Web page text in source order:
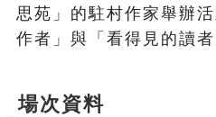
思苑」的駐村作家舉辦
作者」與「看得見的讀者
場次資料